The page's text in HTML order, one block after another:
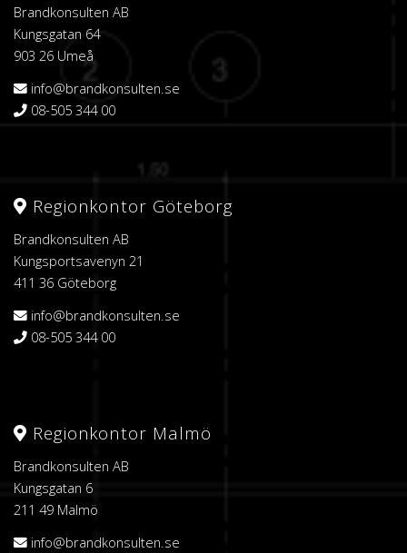
Brandkonsulten AB
Kungsgatan 64
903 26 Umeå
info@brandkonsulten.se
08-505 344 00
Regionkontor Göteborg
Brandkonsulten AB
Kungsportsavenyn 21
411 36 Göteborg
info@brandkonsulten.se
08-505 344 00
Regionkontor Malmö
Brandkonsulten AB
Kungsgatan 6
211 49 Malmö
info@brandkonsulten.se